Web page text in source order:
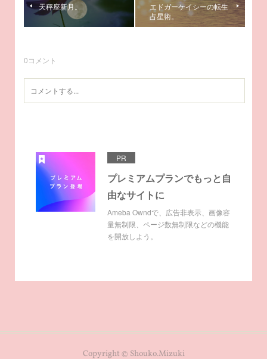
天秤座新月。
エドガーケイシーの転生
占星術。
0コメント
PR
プレミアムプランでもっと自
由なサイトに
Ameba Owndで、広告非表示、画像容
量無制限、ページ数無制限などの機能
を開放しよう。
Copyright © Shouko.Mizuki